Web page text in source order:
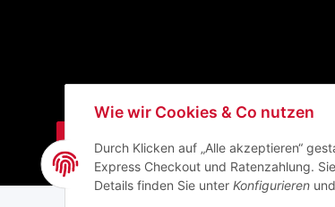
Wie wir Cookies & Co nutzen
Durch Klicken auf „Alle akzeptieren“
Express Checkout und Ratenzahlung.
Details finden Sie unter Konfigurieren
* Alle Preise zzgl. gesetzlicher USt., zzgl.Versand